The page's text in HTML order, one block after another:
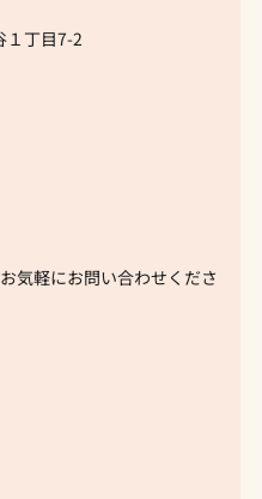
丁目7-2
気軽にお問い合わせくださ